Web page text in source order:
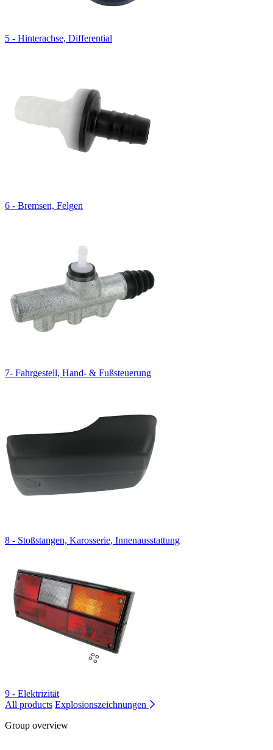
5 - Hinterachse, Differential
6 - Bremsen, Felgen
7- Fahrgestell, Hand- & Fußsteuerung
8 - Stoßstangen, Karosserie, Innenausstattung
9 - Elektrizität
All products Explosionszeichnungen
Group overview